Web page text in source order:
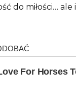
do miłości…